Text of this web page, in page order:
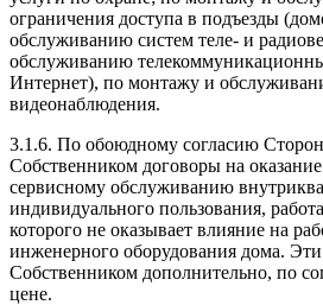
ограничения доступа в подъезды
обслуживанию систем теле- и
обслуживанию
Интернет), по монтажу и
видеонаблюдения.
3.1.6. По обоюдному согласию
Собственником договоры на
сервисному обслуживанию
индивидуального пользования,
которого не оказывает влияние на
инженерного оборудования дома.
Собственником дополнительно, по
цене.